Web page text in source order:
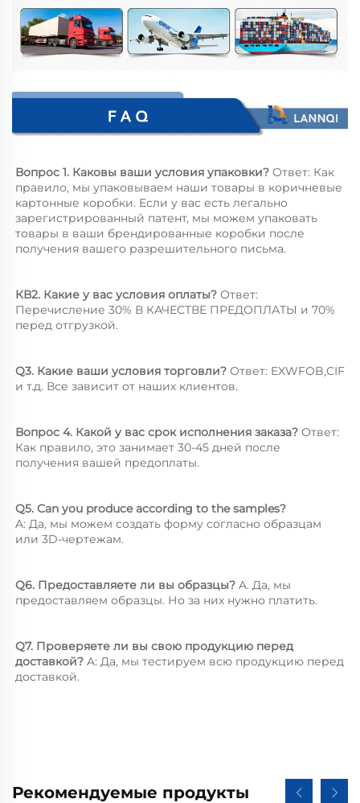
Вопрос 1. Каковы ваши условия упаковки? Ответ: Как
правило, мы упаковываем наши товары в коричневые
картонные коробки. Если у вас есть легально
зарегистрированный патент, мы можем упаковать
товары в ваши брендированные коробки после
получения вашего разрешительного письма.
КВ2. Какие у вас условия оплаты? Ответ:
Перечисление 30% В КАЧЕСТВЕ ПРЕДОПЛАТЫ и 70%
перед отгрузкой.
Q3. Какие ваши условия торговли? Ответ: EXWFOB,CIF
и т.д. Все зависит от наших клиентов.
Вопрос 4. Какой у вас срок исполнения заказа? Ответ:
Как правило, это занимает 30-45 дней после
получения вашей предоплаты.
Q5. Can you produce according to the samples?
A: Да, мы можем создать форму согласно образцам
или 3D-чертежам.
Q6. Предоставляете ли вы образцы? A. Да, мы
предоставляем образцы. Но за них нужно платить.
Q7. Проверяете ли вы свою продукцию перед
доставкой? A: Да, мы тестируем всю продукцию перед
доставкой.
Рекомендуемые продукты